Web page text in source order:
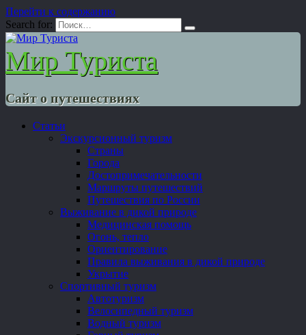
Перейти к содержанию
Search for:
Мир Туриста
Сайт о путешествиях
Статьи
Экскурсионный туризм
Страны
Города
Достопримечательности
Маршруты путешествий
Путешествия по России
Выживание в дикой природе
Медицинская помощь
Огонь, тепло
Ориентирование
Правила выживания в дикой природе
Укрытие
Спортивный туризм
Автотуризм
Велосипедный туризм
Водный туризм